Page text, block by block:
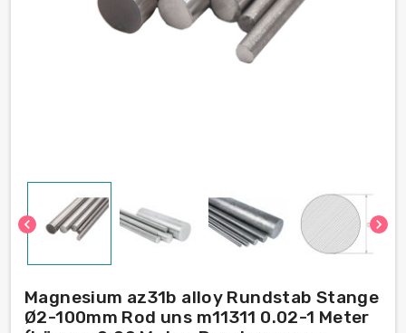
chevron_left chevron_right
Magnesium az31b alloy Rundstab Stange
Ø2-100mm Rod uns m11311 0.02-1 Meter